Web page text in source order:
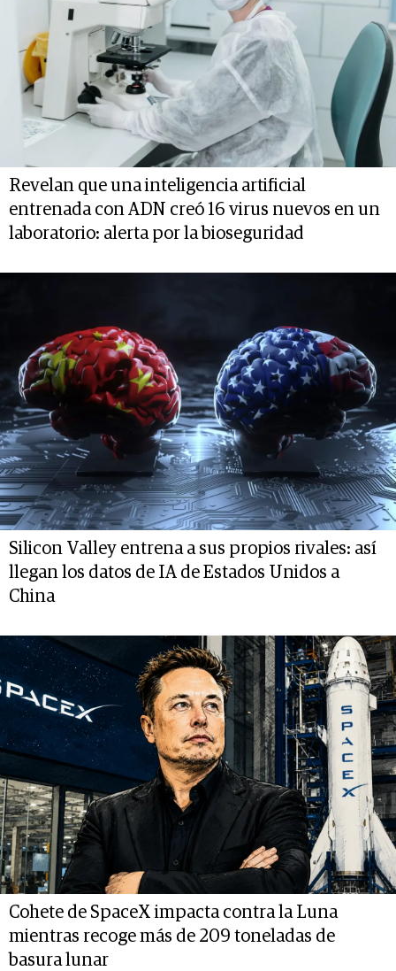
Revelan que una inteligencia artificial
entrenada con ADN creó 16 virus nuevos en un
laboratorio: alerta por la bioseguridad
Silicon Valley entrena a sus propios rivales: así
llegan los datos de IA de Estados Unidos a
China
Cohete de SpaceX impacta contra la Luna
mientras recoge más de 209 toneladas de
basura lunar